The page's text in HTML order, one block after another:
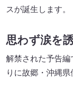
スが誕生します。
思わず涙を
解禁された予告
りに故郷・沖縄県